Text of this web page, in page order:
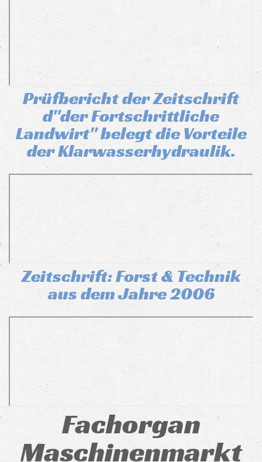
Prüfbericht der Zeitschrift
d"der Fortschrittliche
Landwirt" belegt die Vorteile
der Klarwasserhydraulik.
Zeitschrift: Forst & Technik
aus dem Jahre 2006
Fachorgan
Maschinenmarkt